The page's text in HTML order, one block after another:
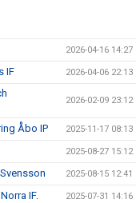
2026-04-16 14:27
IF 2026-04-06 22:13
2026-02-09 23:12
Åbo IP 2025-11-17 08:13
2025-08-27 15:12
2025-08-15 12:41
IF. 2025-07-31 14:16